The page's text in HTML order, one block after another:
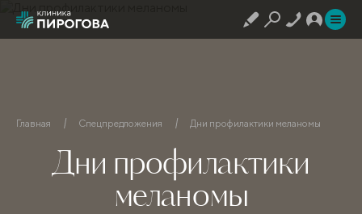
Главная Спецпредложения Дни профилактики меланомы
Дни профилактики
меланомы